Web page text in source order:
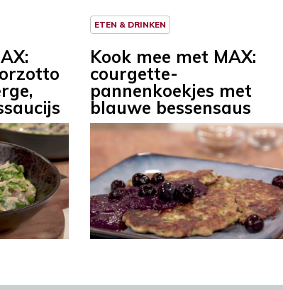
ETEN & DRINKEN
Kook mee met MAX:
courgette-
pannenkoekjes met
blauwe bessensaus